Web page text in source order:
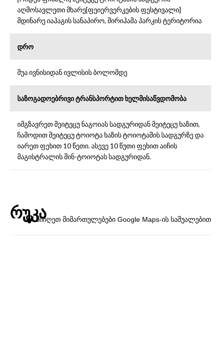
აღმოსავლეთი მხარე[ფეიერვერკების ფესტივალი]
მდინარე იაჰაგის სანაპირო, შირიჰამა პარკის ტერიტორია
დრო
შუა ივნისიდან ივლისის ბოლომდე
საზოგადოებრივი ტრანსპორტით ხელმისაწვდომობა
იმგზავრეთ მეიტეცუ ნაგოიას სადგურიდან მეიტეცუ ხაზით,
ჩამოდით მეიტეცუ ტოიოტა ხაზის ტოიოტაშის სადგურზე და
იარეთ ფეხით 10 წეთი. ასევე 10 წუთი ფეხით აიჩის
მაგისტრალის შინ-ტოიოტას სადგურიდან.
რუკამიიღეთ მიმართულებები Google Maps-ის საშუალებით